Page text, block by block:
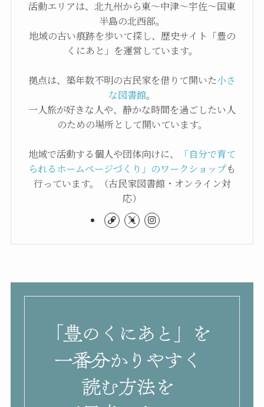
活動エリアは、北九州から東〜中津〜宇佐〜国東
半島の北西部。
地域の古い痕跡を歩いて探し、歴史サイト「豊の
くにあと」を運営しています。
拠点は、築年数不明の古民家を借りて開いた小さ
な図書館。
一人旅が好きな人や、静かな時間を過ごしたい人
のための場所として開いています。
地域で活動する個人や団体向けに、
「自分で育て
られるホームページづくり」のワークショップも
行っています。（古民家図書館・オンライン対
応）